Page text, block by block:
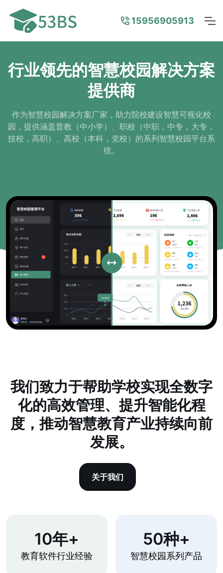
15956905913
行业领先的智慧校园解决方案
提供商
作为智慧校园解决方案厂家，助力院校建设智慧可视化校
园，提供涵盖普教（中小学）、职校（中职，中专，大专，
技校，高职）、高校（本科，党校）的系列智慧校园平台系
统。
我们致力于帮助学校实现全数字
化的高效管理、提升智能化程
度，推动智慧教育产业持续向前
发展。
关于我们
10年+
教育软件行业经验
50种+
智慧校园系列产品